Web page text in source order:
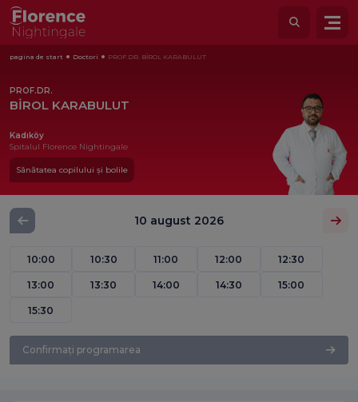
pagina de start Doctori PROF.DR. BİROL KARABULUT
PROF.DR.
BİROL KARABULUT
Kadıköy
Spitalul Florence Nightingale
Sănătatea copilului și bolile
10 august 2026
10:00 10:30 11:00 12:00 12:30
13:00 13:30 14:00 14:30 15:00
15:30
Confirmați programarea